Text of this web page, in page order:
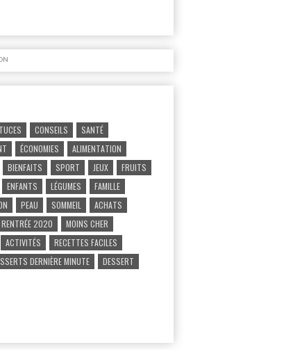
CONSEILS
SANTÉ
ÉCONOMIES
ALIMENTATION
BIENFAITS SPORT JEUX
FRUITS
ENFANTS LÉGUMES
FAMILLE
PEAU SOMMEIL
ACHATS
RENTRÉE 2020
MOINS CHER
ACTIVITÉS
RECETTES FACILES
DERNIÈRE MINUTE
DESSERT